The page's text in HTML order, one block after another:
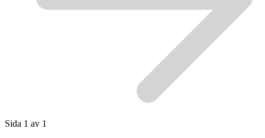
Sida 1 av 1